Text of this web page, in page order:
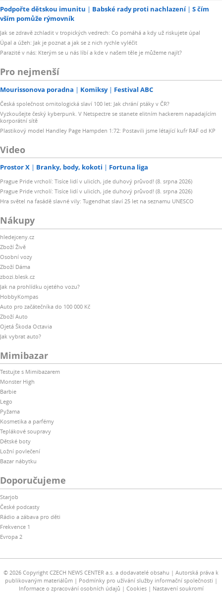
Podpořte dětskou imunitu Babské rady proti nachlazení
S čím
vším pomůže rýmovník
Jak se zdravě zchladit v tropických vedrech: Co pomáhá a kdy už riskujete úpal
Úpal a úžeh: Jak je poznat a jak se z nich rychle vyléčit
Parazité v nás: Kterým se u nás líbí a kde v našem těle je můžeme najít?
Pro nejmenší
Mourissonova poradna Komiksy Festival ABC
Česká společnost ornitologická slaví 100 let: Jak chrání ptáky v ČR?
Vyzkoušejte český kyberpunk. V Netspectre se stanete elitním hackerem napadajícím
korporátní sítě
Plastikový model Handley Page Hampden 1:72: Postavili jsme létající kufr RAF od KP
Video
Prostor X Branky, body, kokoti Fortuna liga
Prague Pride vrcholí: Tisíce lidí v ulicích, jde duhový průvod! (8. srpna 2026)
Prague Pride vrcholí: Tisíce lidí v ulicích, jde duhový průvod! (8. srpna 2026)
Hra světel na fasádě slavné vily: Tugendhat slaví 25 let na seznamu UNESCO
Nákupy
hledejceny.cz
Zboží Živě
Osobní vozy
Zboží Dáma
zbozi.blesk.cz
Jak na prohlídku ojetého vozu?
HobbyKompas
Auto pro začátečníka do 100 000 Kč
Zboží Auto
Ojetá Škoda Octavia
Jak vybrat auto?
Mimibazar
Testujte s Mimibazarem
Monster High
Barbie
Lego
Pyžama
Kosmetika a parfémy
Teplákové soupravy
Dětské boty
Ložní povlečení
Bazar nábytku
Doporučujeme
Starjob
České podcasty
Rádio a zábava pro děti
Frekvence 1
Evropa 2
© 2026 Copyright CZECH NEWS CENTER a.s. a dodavatelé obsahu
Autorská práva k
publikovaným materiálům
Podmínky pro užívání služby informační společnosti
Informace o zpracování osobních údajů
Cookies Nastavení soukromí